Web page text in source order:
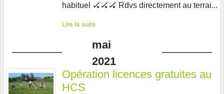
habituel 🏑🏑🏑 Rdvs directement au terrai...
Lire la suite
mai
2021
Opération licences gratuites au
HCS